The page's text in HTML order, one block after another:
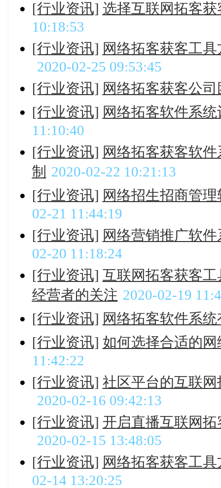
[行业资讯] 选择互联网拓客
10:18:53
[行业资讯] 网络拓客获客工
2020-02-25 09:53:45
[行业资讯] 网络拓客获客公
[行业资讯] 网络拓客软件系
11:10:40
[行业资讯] 网络拓客获客软
制 2020-02-22 10:21:13
[行业资讯] 网络招生招商管
02-21 11:44:19
[行业资讯] 网络营销推广软
02-20 11:18:24
[行业资讯] 互联网拓客获客
经营者的关注 2020-02-19
[行业资讯] 网络拓客软件系
[行业资讯] 如何选择合适的
11:42:22
[行业资讯] 社区平台的互联
2020-02-16 09:42:13
[行业资讯] 开启直播互联网
2020-02-15 13:48:05
[行业资讯] 网络拓客获客工
02-14 13:20:25